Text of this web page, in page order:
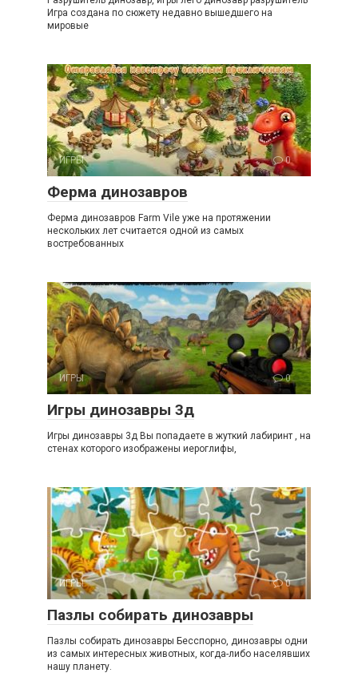
Игра создана по сюжету недавно вышедшего на
мировые
ИГРЫ 0
Ферма динозавров
Ферма динозавров Farm Vile уже на протяжении
нескольких лет считается одной из самых
востребованных
ИГРЫ 0
Игры динозавры 3д
Игры динозавры 3д Вы попадаете в жуткий лабиринт , на
стенах которого изображены иероглифы,
ИГРЫ 0
Пазлы собирать динозавры
Пазлы собирать динозавры Бесспорно, динозавры одни
из самых интересных животных, когда-либо населявших
нашу планету.